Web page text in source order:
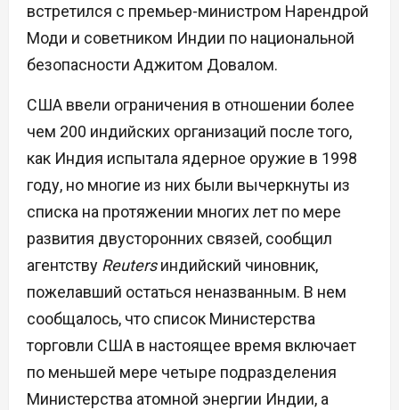
встретился с премьер-министром Нарендрой
Моди и советником Индии по национальной
безопасности Аджитом Довалом.
США ввели ограничения в отношении более
чем 200 индийских организаций после того,
как Индия испытала ядерное оружие в 1998
году, но многие из них были вычеркнуты из
списка на протяжении многих лет по мере
развития двусторонних связей, сообщил
агентству Reutersиндийский чиновник,
пожелавший остаться неназванным. В нем
сообщалось, что список Министерства
торговли США в настоящее время включает
по меньшей мере четыре подразделения
Министерства атомной энергии Индии, а